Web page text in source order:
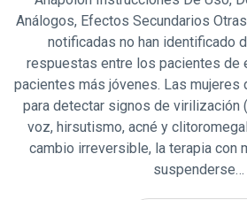
Análogos, Efectos Secundarios
notificadas no han identificado
respuestas entre los pacientes de
pacientes más jóvenes. Las mujeres
para detectar signos de virilización
voz, hirsutismo, acné y
cambio irreversible, la terapia con
suspenderse…